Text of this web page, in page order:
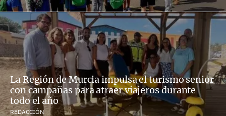
La Región de Murcia impulsa el turismo senior
con campañas para atraer viajeros durante
todo el año
REDACCIÓN